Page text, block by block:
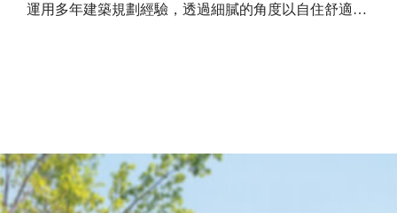
運用多年建築規劃經驗，透過細膩的角度以自住舒適…